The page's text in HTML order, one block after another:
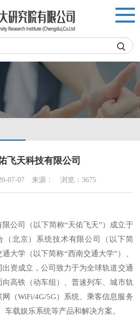

飞天科技有限公司
07-07 来源： 浏览：3675
公司（以下简称“天佑飞天”）成立于
（北京）系统技术有限公司（以下简
大学（以下简称“西南交通大学”）、
资成立，公司致力于为全球轨道交通
高铁（动车组）、普速列车、城市轨
（WiFi/4G/5G）系统、乘客信息服务
车载娱乐系统等产品和解决方案。